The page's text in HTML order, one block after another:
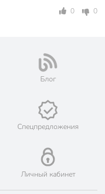
Новый год
Пасха
с крышкой
подарочная
упаковка
пачули
ароматический
декоративный
в стакане
круглый
0
0
Блог
Спецпредложения
Личный кабинет